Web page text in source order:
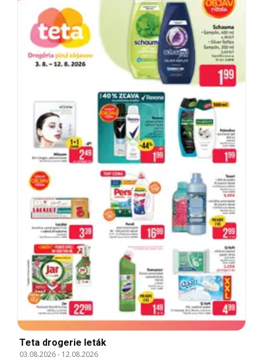
Teta drogerie leták
03.08.2026- 12.08.2026